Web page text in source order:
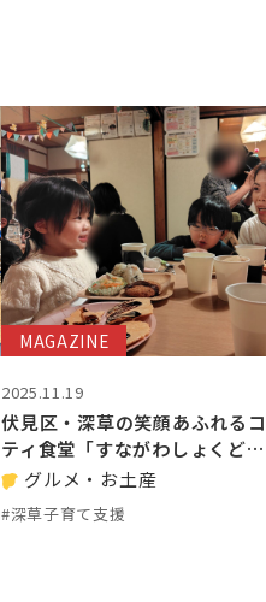
MAGAZINE
2025.11.19
伏見区・深草の笑顔あふれる
ティ食堂「すながわしょくど…
グルメ・お土産
#深草子育て支援